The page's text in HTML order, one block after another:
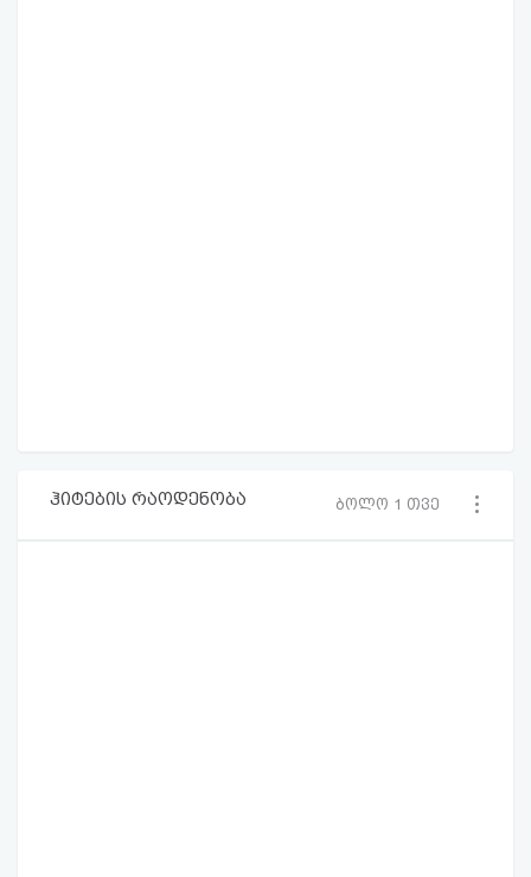
ჰიტების რაოდენობა ბოლო 1 თვე